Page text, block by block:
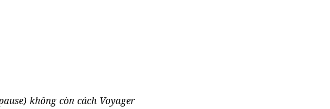
không còn cách Voyager